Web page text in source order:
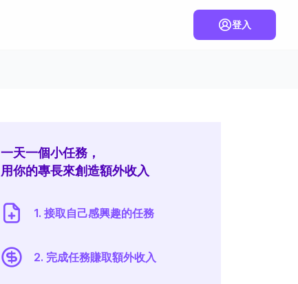
登入
一天一個小任務，
用你的專長來創造額外收入
1. 接取自己感興趣的任務
2. 完成任務賺取額外收入